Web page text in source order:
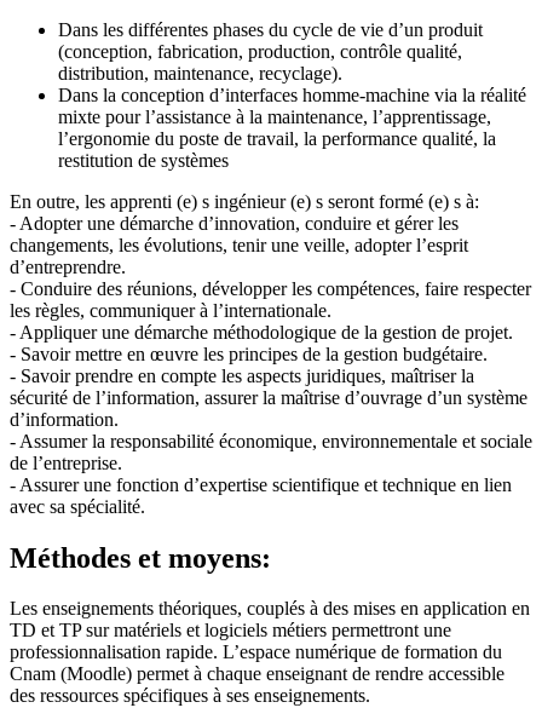
Dans les différentes phases du cycle de vie d’un produit
(conception, fabrication, production, contrôle qualité,
distribution, maintenance, recyclage).
Dans la conception d’interfaces homme-machine via la réalité
mixte pour l’assistance à la maintenance, l’apprentissage,
l’ergonomie du poste de travail, la performance qualité, la
restitution de systèmes
En outre, les apprenti (e) s ingénieur (e) s seront formé (e) s à:
- Adopter une démarche d’innovation, conduire et gérer les
changements, les évolutions, tenir une veille, adopter l’esprit
d’entreprendre.
- Conduire des réunions, développer les compétences, faire respecter
les règles, communiquer à l’internationale.
- Appliquer une démarche méthodologique de la gestion de projet.
- Savoir mettre en œuvre les principes de la gestion budgétaire.
- Savoir prendre en compte les aspects juridiques, maîtriser la
sécurité de l’information, assurer la maîtrise d’ouvrage d’un système
d’information.
- Assumer la responsabilité économique, environnementale et sociale
de l’entreprise.
- Assurer une fonction d’expertise scientifique et technique en lien
avec sa spécialité.
Méthodes et moyens:
Les enseignements théoriques, couplés à des mises en application en
TD et TP sur matériels et logiciels métiers permettront une
professionnalisation rapide. L’espace numérique de formation du
Cnam (Moodle) permet à chaque enseignant de rendre accessible
des ressources spécifiques à ses enseignements.